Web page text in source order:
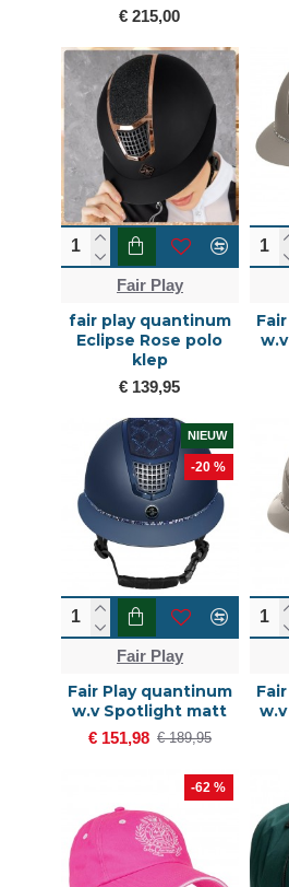
€ 215,00
Fair Play
fair play quantinum
Eclipse Rose polo
klep
€ 139,95
NIEUW
-20 %
Fair Play
Fair Play quantinum
w.v Spotlight matt
€ 151,98 € 189,95
-62 %